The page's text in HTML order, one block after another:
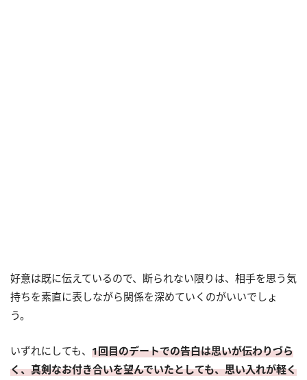
好意は既に伝えているので、断られない限りは、相手を思う気
持ちを素直に表しながら関係を深めていくのがいいでしょ
う。
いずれにしても、 1回目のデートでの告白は思いが伝わりづら
く、真剣なお付き合いを望んでいたとしても、思い入れが軽く